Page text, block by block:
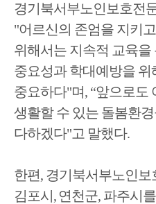
경기북서부노인보호전
"어르신의 존엄을 지키
위해서는 지속적 교육을
중요성과 학대예방을 위
중요하다"며, “앞으로도
생활할 수 있는 돌봄환
다하겠다"고 말했다.
한편, 경기북서부노인보
김포시 , 연천군, 파주시